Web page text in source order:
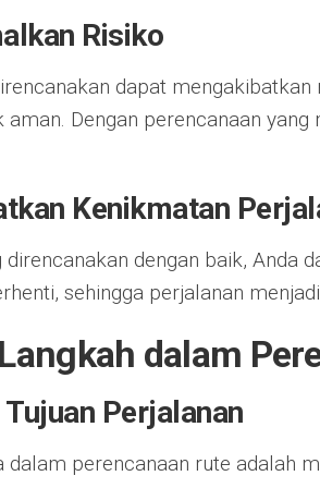
Risiko
dapat
aman. Dengan perencanaan
Kenikmatan
direncanakan dengan baik, Anda
sehingga perjalanan
dalam
Perjalanan
dalam perencanaan rute adalah